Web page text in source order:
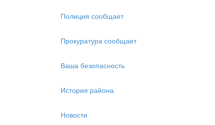
Полиция сообщает
Прокуратура сообщает
Ваша безопасность
История района
Новости